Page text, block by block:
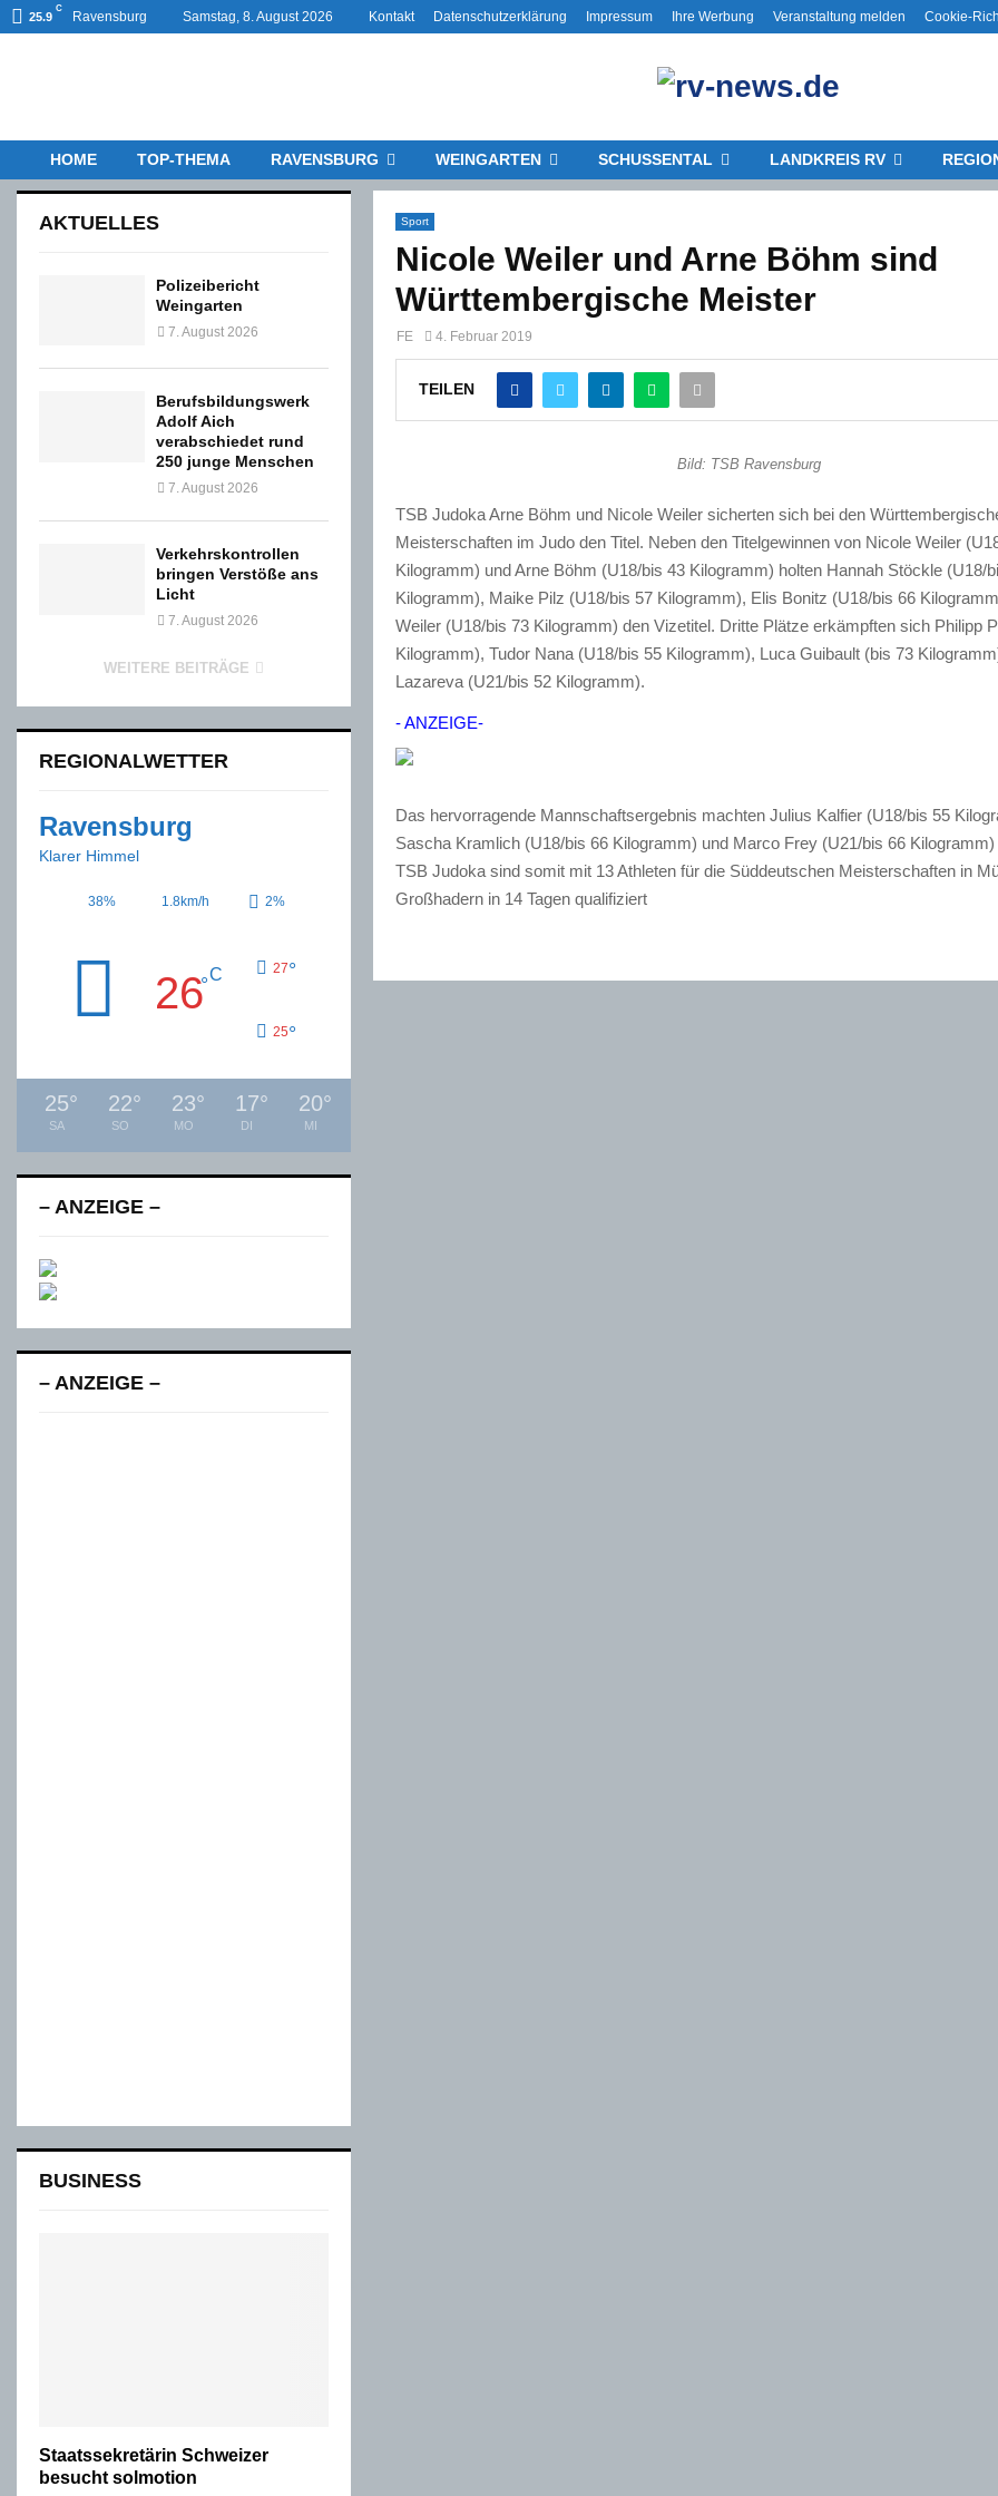
25.9
C
Ravensburg Samstag, 8. August 2026 Kontakt Datenschutzerklärung Impressum Ihre Werbung Veranstaltung melden Cookie-
HOME TOP-THEMA RAVENSBURG WEINGARTEN SCHUSSENTAL LANDKREIS RV
Sport
Nicole Weiler und Arne Böhm sind
Württembergische Meister
FE 4. Februar 2019
TEILEN
Bild: TSB Ravensburg
TSB Judoka Arne Böhm und Nicole Weiler sicherten sich bei den
Meisterschaften im Judo den Titel. Neben den Titelgewinnen von Nicole Weiler
Kilogramm) und Arne Böhm (U18/bis 43 Kilogramm) holten Hannah Stöckle (U18/
Kilogramm), Maike Pilz (U18/bis 57 Kilogramm), Elis Bonitz (U18/bis 66
Weiler (U18/bis 73 Kilogramm) den Vizetitel. Dritte Plätze erkämpften sich Philipp
Kilogramm), Tudor Nana (U18/bis 55 Kilogramm), Luca Guibault (bis 73
Lazareva (U21/bis 52 Kilogramm).
- ANZEIGE-
Das hervorragende Mannschaftsergebnis machten Julius Kalfier (U18/bis 55
Sascha Kramlich (U18/bis 66 Kilogramm) und Marco Frey (U21/bis 66
TSB Judoka sind somit mit 13 Athleten für die Süddeutschen Meisterschaften in
Großhadern in 14 Tagen qualifiziert
AKTUELLES
Polizeibericht
Weingarten
7. August 2026
Berufsbildungswerk
Adolf Aich
verabschiedet rund
250 junge Menschen
7. August 2026
Verkehrskontrollen
bringen Verstöße ans
Licht
7. August 2026
WEITERE BEITRÄGE
REGIONALWETTER
Ravensburg
Klarer Himmel
38% 1.8km/h 2%
26°C 27°
25°
25°
SA
22°
SO
23°
MO
17°
DI
20°
MI
– ANZEIGE –
– ANZEIGE –
BUSINESS
Staatssekretärin Schweizer
besucht solmotion